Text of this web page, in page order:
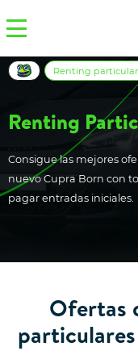
Renting
Consigue las mejores
nuevo Cupra Born con
pagar entradas iniciales.
Renting
Ofertas